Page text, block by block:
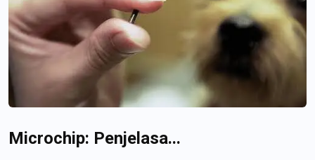
Microchip: Penjelasa...